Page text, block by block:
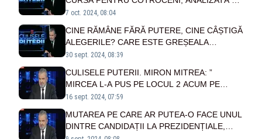
MIRON MITREA: NU ÎI FOLOSEȘTE DELOC
PROBLEME
7 oct. 2024, 08:04
CINE RĂMÂNE FĂRĂ PUTERE, CINE CÂȘTIGĂ
ALEGERILE? CARE ESTE GREȘEALA
CAPITALĂ A UNUI CANDIDAT LA
30 sept. 2024, 08:39
CULISELE PUTERII. MIRON MITREA: ”
MIRCEA L-A PUS PE LOCUL 2 ACUM PE
NICU”
16 sept. 2024, 07:59
MUTAREA PE CARE AR PUTEA-O FACE UNUL
DINTRE CANDIDAȚII LA PREZIDENȚIALE,